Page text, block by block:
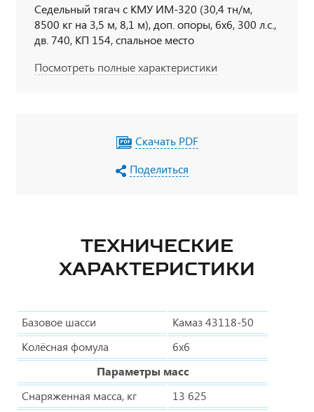
Седельный тягач с КМУ ИМ-320 (30,4 тн/м,
8500 кг на 3,5 м, 8,1 м), доп. опоры, 6х6, 300 л.с.,
дв. 740, КП 154, спальное место
Посмотреть полные характеристики
Скачать PDF
Поделиться
ТЕХНИЧЕСКИЕ
ХАРАКТЕРИСТИКИ
Базовое шасси
Камаз 43118-50
Колёсная фомула
6х6
Параметры масс
Снаряженная масса, кг
13 625